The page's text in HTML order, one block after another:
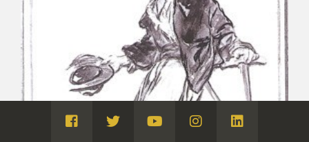
Visita
Visita
Visita
Visita
Visita